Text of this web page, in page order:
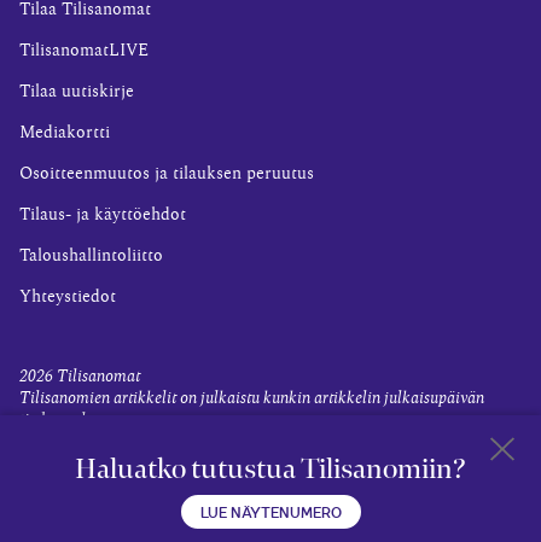
Tilaa Tilisanomat
TilisanomatLIVE
Tilaa uutiskirje
Mediakortti
Osoitteenmuutos ja tilauksen peruutus
Tilaus- ja käyttöehdot
Taloushallintoliitto
Yhteystiedot
2026 Tilisanomat
Tilisanomien artikkelit on julkaistu kunkin artikkelin julkaisupäivän
tiedon valossa.
EvästevalinnatHaluatko tutustua Tilisanomiin?
LUE NÄYTENUMERO